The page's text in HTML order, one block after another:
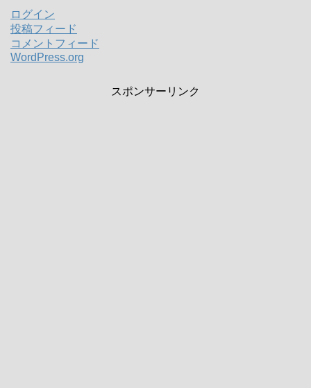
ログイン
投稿フィード
コメントフィード
WordPress.org
スポンサーリンク